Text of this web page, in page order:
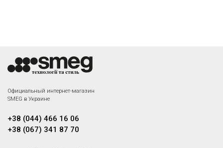
Официальный интернет-магазин
SMEG в Украине
+38 (044) 466 16 06
+38 (067) 341 87 70